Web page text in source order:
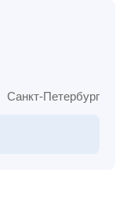
Санкт-Петербург